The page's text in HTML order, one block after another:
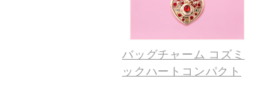
バッグチャーム コズミ
ックハートコンパクト